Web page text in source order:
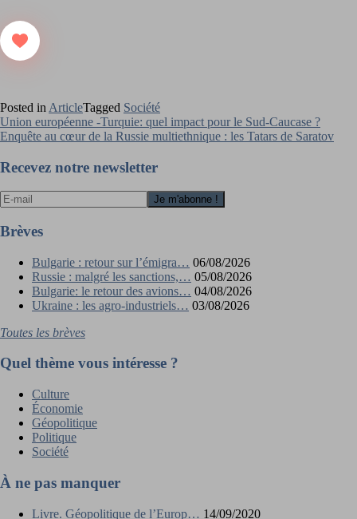
Posted in ArticleTagged Société
Navigation
de
l’article
Union européenne -Turquie: quel impact pour le Sud-Caucase ?
Enquête au cœur de la Russie multiethnique : les Tatars de Saratov
Recevez notre newsletter
Brèves
Bulgarie : retour sur l’émigra… 06/08/2026
Russie : malgré les sanctions,… 05/08/2026
Bulgarie: le retour des avions… 04/08/2026
Ukraine : les agro-industriels… 03/08/2026
Toutes les brèves
Quel thème vous intéresse ?
Culture
Économie
Géopolitique
Politique
Société
À ne pas manquer
Livre. Géopolitique de l’Europ… 14/09/2020